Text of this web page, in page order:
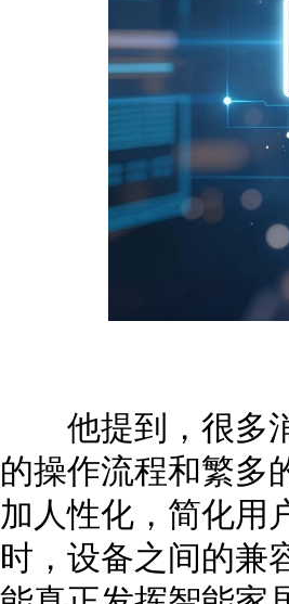
他提到，很多消
的操作流程和繁多
加人性化，简化用
时，设备之间的兼